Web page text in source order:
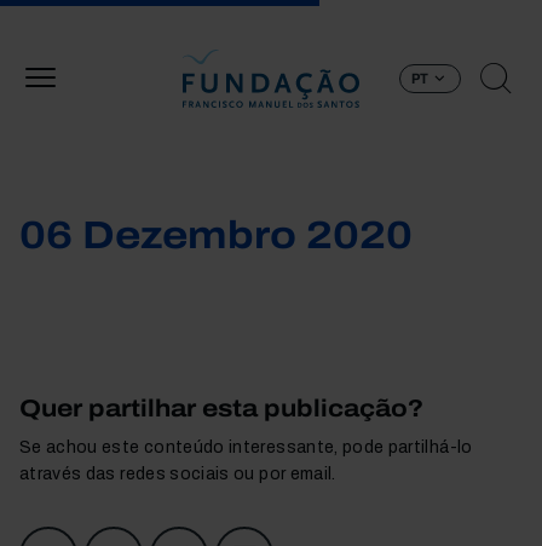
PT
06 Dezembro 2020
Quer partilhar esta publicação?
Se achou este conteúdo interessante, pode partilhá-lo
através das redes sociais ou por email.